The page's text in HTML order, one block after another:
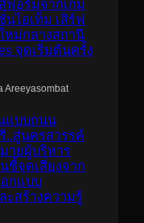
ฟอร์มจากเกม
ไอเท็ม เสิร์ฟ
ม่กลางสถานี
จุดเริ่มต้นครั้ง
Areeyasombat
แบบถนน
..สู่นครสวรรค์
ายผู้บริหาร
ชี้จุดเสี่ยงจาก
กแบบ
ะสร้างความรู้